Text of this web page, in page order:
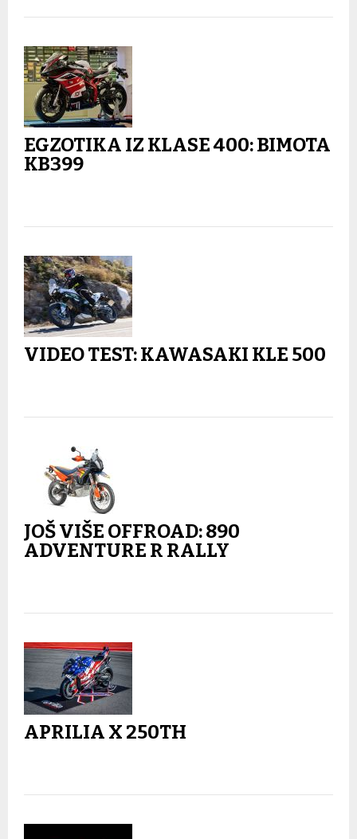
EGZOTIKA IZ KLASE 400: BIMOTA
KB399
VIDEO TEST: KAWASAKI KLE 500
JOŠ VIŠE OFFROAD: 890
ADVENTURE R RALLY
APRILIA X 250TH